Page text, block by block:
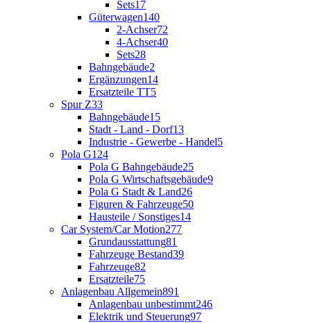
Sets17
Güterwagen140
2-Achser72
4-Achser40
Sets28
Bahngebäude2
Ergänzungen14
Ersatzteile TT5
Spur Z33
Bahngebäude15
Stadt - Land - Dorf13
Industrie - Gewerbe - Handel5
Pola G124
Pola G Bahngebäude25
Pola G Wirtschaftsgebäude9
Pola G Stadt & Land26
Figuren & Fahrzeuge50
Hausteile / Sonstiges14
Car System/Car Motion277
Grundausstattung81
Fahrzeuge Bestand39
Fahrzeuge82
Ersatzteile75
Anlagenbau Allgemein891
Anlagenbau unbestimmt246
Elektrik und Steuerung97